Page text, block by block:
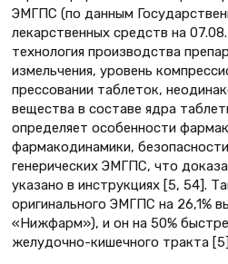
ЭМГПС (по данным
лекарственных средств на
технология производства
измельчения, уровень
прессовании таблеток,
вещества в составе ядра
определяет особенности
фармакодинамики,
генерических ЭМГПС, что
указано в инструкциях [5, 54].
оригинального ЭМГПС на 26,1%
«Нижфарм»), и он на 50%
желудочно-кишечного тракта